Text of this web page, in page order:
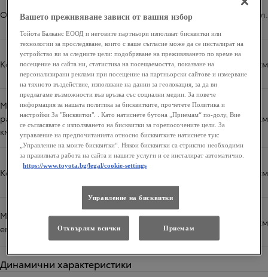
Обем на резервоара 36 л.
Комб. разход по WLTP 4,4 л/100км
Максимален комбиниран
разход на гориво WLTP (л./100
км.)
5,1 л/100км
Комб. емисии по WLTP 101 г/км
Максимални комбинирани CO2
емисии WLTP (г./км.)
116 г/км
Динамични характеристики
Вашето преживяване зависи от вашия избор
Тойота Балканс ЕООД и неговите партньори използват бисквитки или
технологии за проследяване, които с ваше съгласие може да се инсталират на
устройство ви за следните цели: подобряване на преживяването по време на
посещение на сайта ни, статистика на посещаемостта, показване на
персонализирани реклами при посещение на партньорски сайтове и измерване
на тяхното въздействие, използване на данни за геолокация, за да ви
предлагаме възможности във връзка със социални медии. За повече
информация за нашата политика за бисквитките, прочетете Политика и
настройки За "Бисквитки". . Като натиснете бутона „Приемам“ по-долу, Вие
се съгласявате с използването на бисквитки за горепосочените цели. За
управление на предпочитанията относно бисквитките натиснете тук:
„Управление на моите бисквитки“. Някои бисквитки са стриктно необходими
за правилната работа на сайта и нашите услуги и се инсталират автоматично.
https://www.toyota.bg/legal/cookie-settings
Управление на бисквитки
Отхвърлям всички Приемам